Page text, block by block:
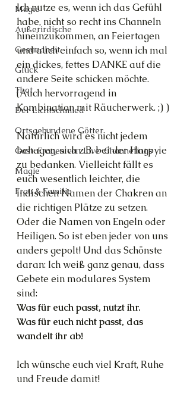
Magie
Außerirdische
Gesundheit
Glück
Thot
Der Lichtschmied
Ortsgebundene Götter
Gast-Fragen von Live-Channelings
Magie
Frau & Familie
Ich nutze es, wenn ich das Gefühl
habe, nicht so recht ins Channeln
hineinzukommen, an Feiertagen
und auch einfach so, wenn ich mal
ein dickes, fettes DANKE auf die
andere Seite schicken möchte.
(Auch hervorragend in
Kombination mit Räucherwerk. ;) )
Natürlich wird es nicht jedem
behagen, sich z.B. bei der Harpyie
zu bedanken. Vielleicht fällt es
euch wesentlich leichter, die
indischen Namen der Chakren an
die richtigen Plätze zu setzen.
Oder die Namen von Engeln oder
Heiligen. So ist eben jeder von uns
anders gepolt! Und das Schönste
daran: Ich weiß ganz genau, dass
Gebete ein modulares System
sind:
Was für euch passt, nutzt ihr.
Was für euch nicht passt, das
wandelt ihr ab!
Ich wünsche euch viel Kraft, Ruhe
und Freude damit!